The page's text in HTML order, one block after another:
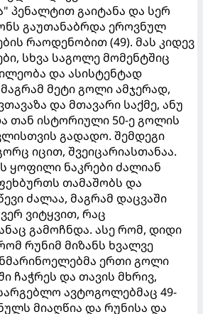
პენალტით გაიტანა და სერ
გაუთანაბრდა ეროვნულ
რაოდენობით (49). მას კიდევ
სხვა საგოლე მომენტშიც
და ასისტენტად
მეტი გოლი ამჯერად,
და მთავარი საქმე, ანუ
თან ისტორიული 50-ე გოლის
გადადო. შემდეგი
იცით, შვეიცარიასთანაა.
ყოფილი ნაკრები ძალიან
თამაშობს და
ძალაა, მაგრამ დაცვაში
ვიტყვით, რაც
გამოჩნდა. ასე რომ, დიდი
რუნიმ მიზანს ხვალვე
ერთი გოლი
ჩაჭრეს და თავის მხრივ,
ავტოგოლებმაც 49-
მიაღწია და რუნისა და